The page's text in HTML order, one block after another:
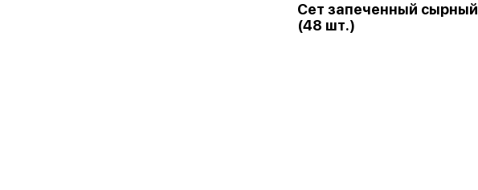
Сет запеченный сырный
(48 шт.)